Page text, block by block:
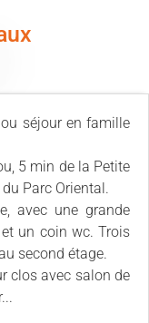
séjour en famille
5 min de la Petite
Parc Oriental.
avec une grande
un coin wc. Trois
second étage.
clos avec salon de